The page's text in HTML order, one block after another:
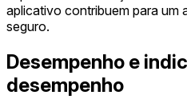
aplicativo contribuem para um
seguro.
Desempenho e
desempenho